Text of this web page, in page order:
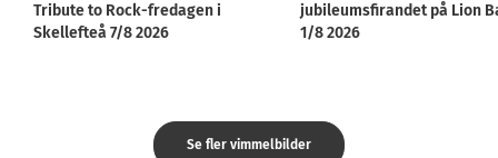
Tribute to Rock-fredagen i
Skellefteå 7/8 2026
jubileumsfirandet på Lion
1/8 2026
Se fler vimmelbilder